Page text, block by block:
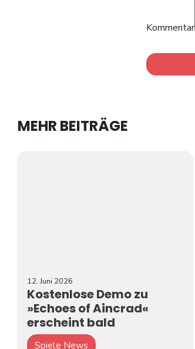
Kommentar
MEHR BEITRÄGE
12. Juni 2026
Kostenlose Demo zu
»Echoes of Aincrad«
erscheint bald
Spiele News